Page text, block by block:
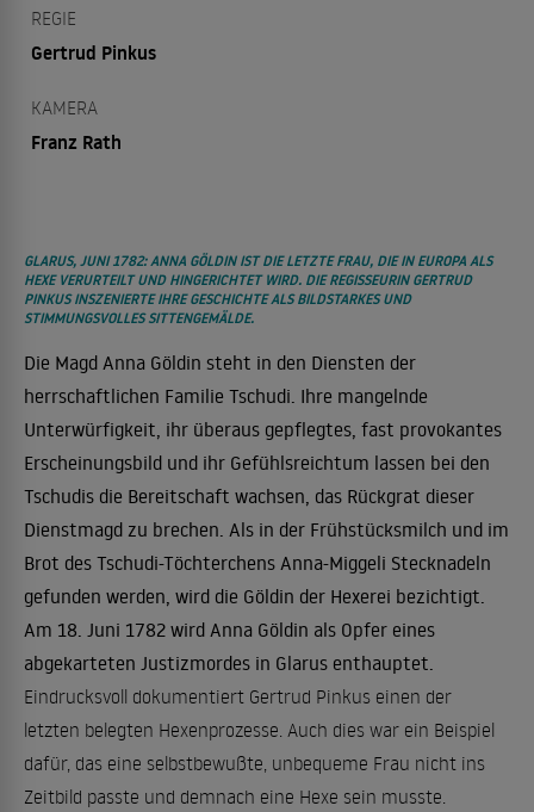
REGIE
Gertrud Pinkus
KAMERA
Franz Rath
GLARUS, JUNI 1782: ANNA GÖLDIN IST DIE LETZTE FRAU, DIE IN EUROPA ALS
HEXE VERURTEILT UND HINGERICHTET WIRD. DIE REGISSEURIN GERTRUD
PINKUS INSZENIERTE IHRE GESCHICHTE ALS BILDSTARKES UND
STIMMUNGSVOLLES SITTENGEMÄLDE.
Die Magd Anna Göldin steht in den Diensten der
herrschaftlichen Familie Tschudi. Ihre mangelnde
Unterwürfigkeit, ihr überaus gepflegtes, fast provokantes
Erscheinungsbild und ihr Gefühlsreichtum lassen bei den
Tschudis die Bereitschaft wachsen, das Rückgrat dieser
Dienstmagd zu brechen. Als in der Frühstücksmilch und im
Brot des Tschudi-Töchterchens Anna-Miggeli Stecknadeln
gefunden werden, wird die Göldin der Hexerei bezichtigt.
Am 18. Juni 1782 wird Anna Göldin als Opfer eines
abgekarteten Justizmordes in Glarus enthauptet.
Eindrucksvoll dokumentiert Gertrud Pinkus einen der
letzten belegten Hexenprozesse. Auch dies war ein Beispiel
dafür, das eine selbstbewußte, unbequeme Frau nicht ins
Zeitbild passte und demnach eine Hexe sein musste.